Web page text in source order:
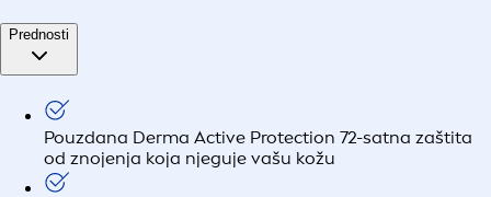
Prednosti
Pouzdana Derma Active Protection 72-satna zaštita
od znojenja koja njeguje vašu kožu